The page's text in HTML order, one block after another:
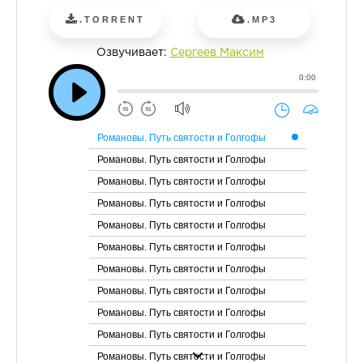
.TORRENT .MP3
Озвучивает: Сергеев Максим
0:00
Романовы. Путь святости и Голгофы
Романовы. Путь святости и Голгофы
Романовы. Путь святости и Голгофы
Романовы. Путь святости и Голгофы
Романовы. Путь святости и Голгофы
Романовы. Путь святости и Голгофы
Романовы. Путь святости и Голгофы
Романовы. Путь святости и Голгофы
Романовы. Путь святости и Голгофы
Романовы. Путь святости и Голгофы
Романовы. Путь святости и Голгофы